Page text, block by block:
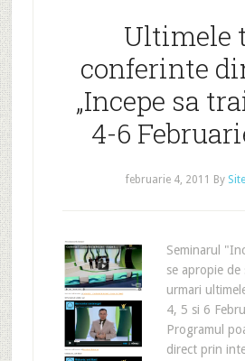
Ultimele
conferinte
„Incepe sa
4-6
februarie 4, 2011 By
Seminarul
se apropie
urmari
4, 5 si 6
Programul
direct prin